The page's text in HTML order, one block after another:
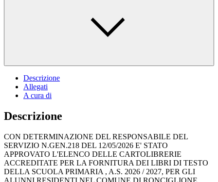
Descrizione
Allegati
A cura di
Descrizione
CON DETERMINAZIONE DEL RESPONSABILE DEL
SERVIZIO N.GEN.218 DEL 12/05/2026 E' STATO
APPROVATO L'ELENCO DELLE CARTOLIBRERIE
ACCREDITATE PER LA FORNITURA DEI LIBRI DI TESTO
DELLA SCUOLA PRIMARIA , A.S. 2026 / 2027, PER GLI
ALUNNI RESIDENTI NEL COMUNE DI RONCIGLIONE.